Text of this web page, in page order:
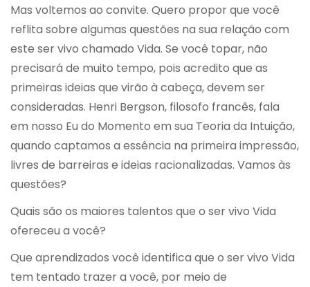
Mas voltemos ao convite. Quero propor que você
reflita sobre algumas questões na sua relação com
este ser vivo chamado Vida. Se você topar, não
precisará de muito tempo, pois acredito que as
primeiras ideias que virão à cabeça, devem ser
consideradas. Henri Bergson, filosofo francês, fala
em nosso Eu do Momento em sua Teoria da Intuição,
quando captamos a essência na primeira impressão,
livres de barreiras e ideias racionalizadas. Vamos às
questões?
Quais são os maiores talentos que o ser vivo Vida
ofereceu a você?
Que aprendizados você identifica que o ser vivo Vida
tem tentado trazer a você, por meio de